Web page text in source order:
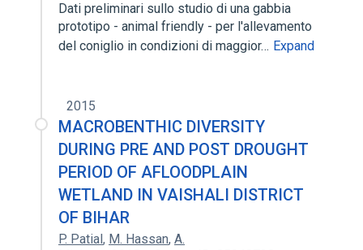
Dati preliminari sullo studio di una gabbia
prototipo - animal friendly - per l'allevamento
del coniglio in condizioni di maggior… Expand
2015
MACROBENTHIC DIVERSITY
DURING PRE AND POST DROUGHT
PERIOD OF AFLOODPLAIN
WETLAND IN VAISHALI DISTRICT
OF BIHAR
P. Patial, M. Hassan, A.